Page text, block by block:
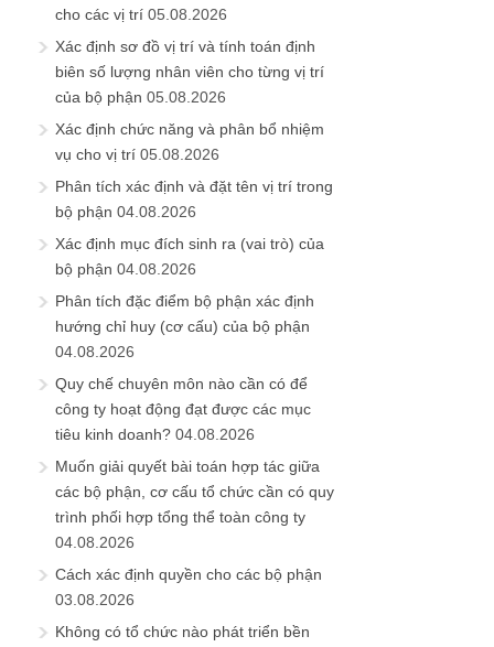
cho các vị trí 05.08.2026
Xác định sơ đồ vị trí và tính toán định
biên số lượng nhân viên cho từng vị trí
của bộ phận 05.08.2026
Xác định chức năng và phân bổ nhiệm
vụ cho vị trí 05.08.2026
Phân tích xác định và đặt tên vị trí trong
bộ phận 04.08.2026
Xác định mục đích sinh ra (vai trò) của
bộ phận 04.08.2026
Phân tích đặc điểm bộ phận xác định
hướng chỉ huy (cơ cấu) của bộ phận
04.08.2026
Quy chế chuyên môn nào cần có để
công ty hoạt động đạt được các mục
tiêu kinh doanh? 04.08.2026
Muốn giải quyết bài toán hợp tác giữa
các bộ phận, cơ cấu tổ chức cần có quy
trình phối hợp tổng thể toàn công ty
04.08.2026
Cách xác định quyền cho các bộ phận
03.08.2026
Không có tổ chức nào phát triển bền